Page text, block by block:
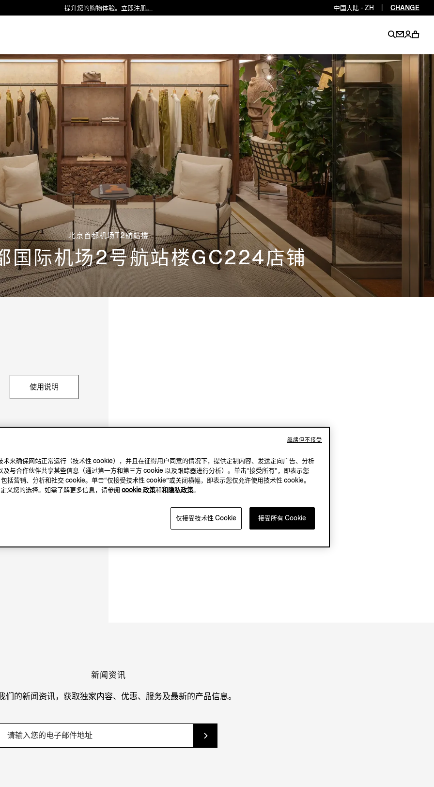
Luxembourg EN
EN
Poland
Portugal
Romania
Slovakia
Slovenia
Spain EN
Sweden
Switzerland DE
Turkey
United Kingdom
提升您的购物体验。 立即注册。 中国大陆 - ZH CHANGE
北京首都机场T2航站楼
国际机场2号航站楼GC224店铺
使用说明
06.00-22.00
新闻资讯
们的新闻资讯，获取独家内容、优惠、服务及最新的产品信息。
来确保网站正常运行（技术性 cookie），并且在征得用户同意的情况下，提供定制内容、发送定向广告、分析
与合作伙伴共享某些信息（通过第一方和第三方 cookie 以及跟踪器进行分析）。单击“接受所有”，即表示您
括营销、分析和社交 cookie。单击“仅接受技术性 cookie”或关闭横幅，即表示您仅允许使用技术性 cookie。
义您的选择。如需了解更多信息，请参阅 cookie 政策和和隐私政策。
仅接受技术性 Cookie 接受所有 Cookie
继续但不接受